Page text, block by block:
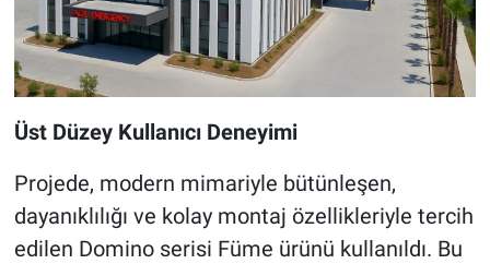
Üst Düzey Kullanıcı Deneyimi
Projede, modern mimariyle bütünleşen,
dayanıklılığı ve kolay montaj özellikleriyle tercih
edilen Domino serisi Füme ürünü kullanıldı. Bu